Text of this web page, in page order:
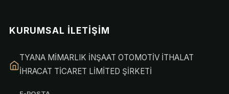
KURUMSAL İLETIŞIM
TYANA MİMARLIK İNŞAAT OTOMOTİV İTHALAT
İHRACAT TİCARET LİMİTED ŞİRKETİ